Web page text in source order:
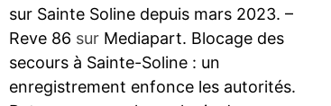
sur Sainte Soline depuis mars 2023. –
Reve 86 sur Mediapart. Blocage des
secours à Sainte-Soline : un
enregistrement enfonce les autorités.